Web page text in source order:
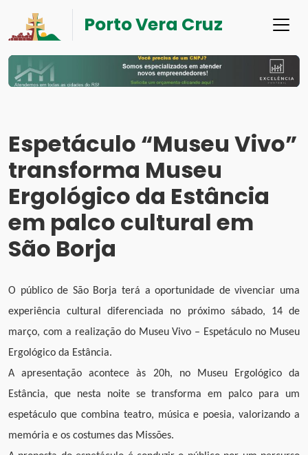
Porto Vera Cruz
Espetáculo “Museu Vivo”
transforma Museu
Ergológico da Estância
em palco cultural em
São Borja
O público de São Borja terá a oportunidade de vivenciar uma
experiência cultural diferenciada no próximo sábado, 14 de
março, com a realização do Museu Vivo – Espetáculo no Museu
Ergológico da Estância.
A apresentação acontece às 20h, no Museu Ergológico da
Estância, que nesta noite se transforma em palco para um
espetáculo que combina teatro, música e poesia, valorizando a
memória e os costumes das Missões.